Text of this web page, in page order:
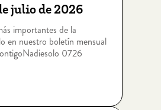
de Nadiesolo de julio de 2026
importantes de la
boletín mensual
0726